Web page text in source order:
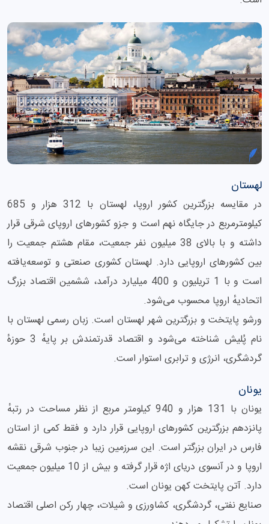
لهستان
در مقایسه بزرگترین کشور اروپا، لهستان با 312 هزار و 685
کیلومترمربع در جایگاه نهم است و جزو کشورهای اروپای شرقی قرار
داشته و با بالای 38 میلیون نفر جمعیت، مقام هشتم جمعیت را
بین کشورهای اروپایی دارد. لهستان کشوری صنعتی و توسعه‌یافته
است و با 1 تریلیون و 400 میلیارد درآمد، ششمین اقتصاد بزرگ
اتحادیهٔ اروپا محسوب می‌شود.
ورشو پایتخت و بزرگترین شهر لهستان است. زبان رسمی لهستان با
نام پُلیش شناخته می‌شود و اقتصاد قدرتمندش بر پایهٔ 3 حوزهٔ
گردشگری، انرژی و ترابری استوار است.
یونان
یونان با 131 هزار و 940 کیلومتر مربع از نظر مساحت در رتبهٔ
پانزدهم بزرگترین کشورهای اروپایی قرار دارد و فقط کمی از استان
فارس در ایران بزرگتر است. این سرزمین زیبا در جنوب شرقی نقشه
اروپا و در آنسوی دریای اژه قرار گرفته و بیش از 10 میلیون جمعیت
دارد. آتن پایتخت کهن یونان است.
صنایع نفتی، گردشگری، کشاورزی و شیلات، چهار رکن اصلی اقتصاد